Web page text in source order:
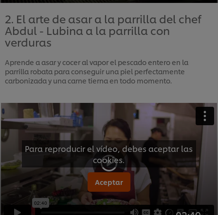
2. El arte de asar a la parrilla del chef
Abdul - Lubina a la parrilla con
verduras
Aprende a asar y cocer al vapor el pescado entero en la
parrilla robata para conseguir una piel perfectamente
carbonizada y una carne tierna en todo momento.
Para reproducir el vídeo, debes aceptar las
cookies.
Aceptar